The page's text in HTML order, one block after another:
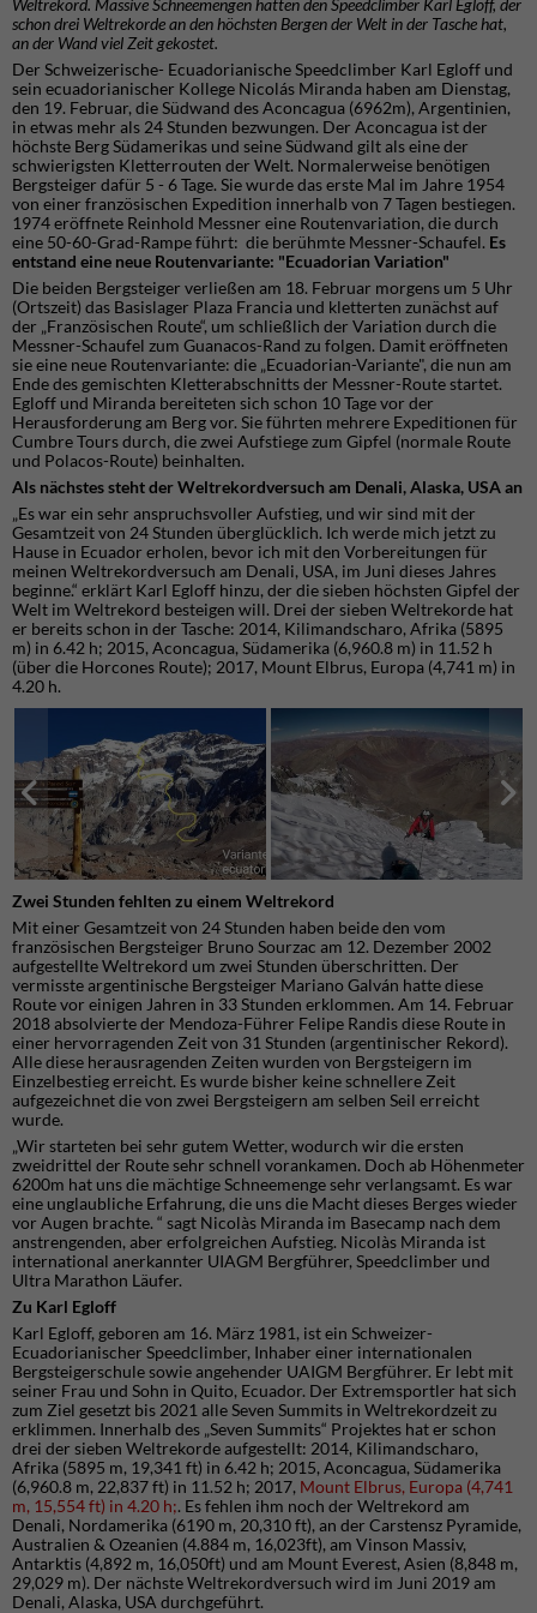
schon drei Weltrekorde an den höchsten Bergen der Welt in der Tasche hat,
an der Wand viel Zeit gekostet.
Der Schweizerische- Ecuadorianische Speedclimber Karl Egloff und
sein ecuadorianischer Kollege Nicolás Miranda haben am Dienstag,
den 19. Februar, die Südwand des Aconcagua (6962m), Argentinien,
in etwas mehr als 24 Stunden bezwungen. Der Aconcagua ist der
höchste Berg Südamerikas und seine Südwand gilt als eine der
schwierigsten Kletterrouten der Welt. Normalerweise benötigen
Bergsteiger dafür 5 - 6 Tage. Sie wurde das erste Mal im Jahre 1954
von einer französischen Expedition innerhalb von 7 Tagen bestiegen.
1974 eröffnete Reinhold Messner eine Routenvariation, die durch
eine 50-60-Grad-Rampe führt: die berühmte Messner-Schaufel. Es
entstand eine neue Routenvariante: "Ecuadorian Variation"
Die beiden Bergsteiger verließen am 18. Februar morgens um 5 Uhr
(Ortszeit) das Basislager Plaza Francia und kletterten zunächst auf
der „Französischen Route“, um schließlich der Variation durch die
Messner-Schaufel zum Guanacos-Rand zu folgen. Damit eröffneten
sie eine neue Routenvariante: die „Ecuadorian-Variante", die nun am
Ende des gemischten Kletterabschnitts der Messner-Route startet.
Egloff und Miranda bereiteten sich schon 10 Tage vor der
Herausforderung am Berg vor. Sie führten mehrere Expeditionen für
Cumbre Tours durch, die zwei Aufstiege zum Gipfel (normale Route
und Polacos-Route) beinhalten.
Als nächstes steht der Weltrekordversuch am Denali, Alaska, USA an
„Es war ein sehr anspruchsvoller Aufstieg, und wir sind mit der
Gesamtzeit von 24 Stunden überglücklich. Ich werde mich jetzt zu
Hause in Ecuador erholen, bevor ich mit den Vorbereitungen für
meinen Weltrekordversuch am Denali, USA, im Juni dieses Jahres
beginne.“ erklärt Karl Egloff hinzu, der die sieben höchsten Gipfel der
Welt im Weltrekord besteigen will. Drei der sieben Weltrekorde hat
er bereits schon in der Tasche: 2014, Kilimandscharo, Afrika (5895
m) in 6.42 h; 2015, Aconcagua, Südamerika (‎6,960.8 m) in 11.52 h
(über die Horcones Route); 2017, Mount Elbrus, Europa (4,741 m) in
4.20 h.
Zwei Stunden fehlten zu einem Weltrekord
Mit einer Gesamtzeit von 24 Stunden haben beide den vom
französischen Bergsteiger Bruno Sourzac am 12. Dezember 2002
aufgestellte Weltrekord um zwei Stunden überschritten. Der
vermisste argentinische Bergsteiger Mariano Galván hatte diese
Route vor einigen Jahren in 33 Stunden erklommen. Am 14. Februar
2018 absolvierte der Mendoza-Führer Felipe Randis diese Route in
einer hervorragenden Zeit von 31 Stunden (argentinischer Rekord).
Alle diese herausragenden Zeiten wurden von Bergsteigern im
Einzelbestieg erreicht. Es wurde bisher keine schnellere Zeit
aufgezeichnet die von zwei Bergsteigern am selben Seil erreicht
wurde.
„Wir starteten bei sehr gutem Wetter, wodurch wir die ersten
zweidrittel der Route sehr schnell vorankamen. Doch ab Höhenmeter
6200m hat uns die mächtige Schneemenge sehr verlangsamt. Es war
eine unglaubliche Erfahrung, die uns die Macht dieses Berges wieder
vor Augen brachte. “ sagt Nicolàs Miranda im Basecamp nach dem
anstrengenden, aber erfolgreichen Aufstieg. Nicolàs Miranda ist
international anerkannter UIAGM Bergführer, Speedclimber und
Ultra Marathon Läufer.
Zu Karl Egloff
Karl Egloff, geboren am 16. März 1981, ist ein Schweizer-
Ecuadorianischer Speedclimber, Inhaber einer internationalen
Bergsteigerschule sowie angehender UAIGM Bergführer. Er lebt mit
seiner Frau und Sohn in Quito, Ecuador. Der Extremsportler hat sich
zum Ziel gesetzt bis 2021 alle Seven Summits in Weltrekordzeit zu
erklimmen. Innerhalb des „Seven Summits“ Projektes hat er schon
drei der sieben Weltrekorde aufgestellt: 2014, Kilimandscharo,
Afrika (5895 m, 19,341 ft) in 6.42 h; 2015, Aconcagua, Südamerika
(6,960.8 m, 22,837 ft) in 11.52 h; 2017, Mount Elbrus, Europa (4,741
m, 15,554 ft) in 4.20 h;. Es fehlen ihm noch der Weltrekord am
Denali, Nordamerika (6190 m, 20,310 ft), an der Carstensz Pyramide,
Australien & Ozeanien (4.884 m, 16,023ft), am Vinson Massiv,
Antarktis (4,892 m, 16,050ft) und am Mount Everest, Asien (8,848 m,
29,029 m). Der nächste Weltrekordversuch wird im Juni 2019 am
Denali, Alaska, USA durchgeführt.